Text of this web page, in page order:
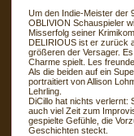
Um den Indie-Meister der
OBLIVION Schauspieler
Misserfolg seiner
DELIRIOUS ist er zurück
größeren der Versager.
Charme spielt. Les
Als die beiden auf ein
portraitiert von Allison
Lehrling.
DiCillo hat nichts verlernt:
auch viel Zeit zum
gespielte Gefühle, die
Geschichten steckt.